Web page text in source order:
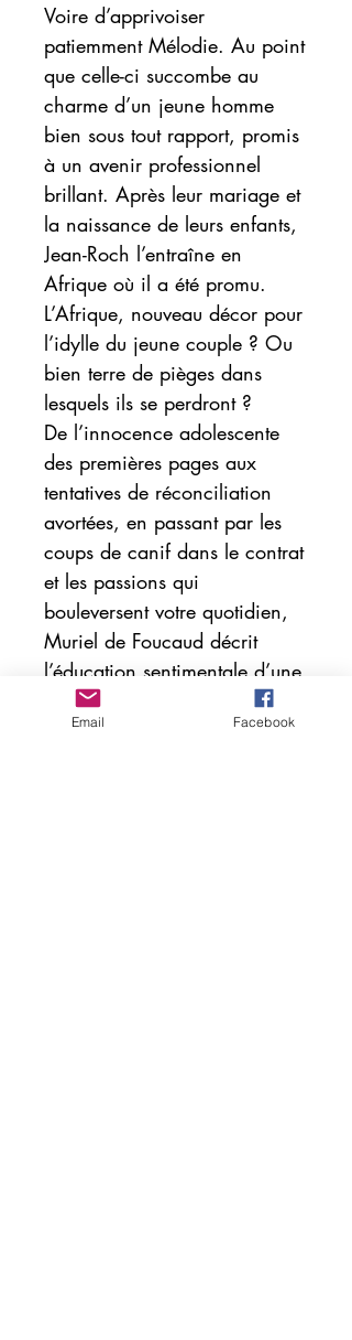
Voire d’apprivoiser
patiemment Mélodie. Au point
que celle-ci succombe au
charme d’un jeune homme
bien sous tout rapport, promis
à un avenir professionnel
brillant. Après leur mariage et
la naissance de leurs enfants,
Jean-Roch l’entraîne en
Afrique où il a été promu.
L’Afrique, nouveau décor pour
l’idylle du jeune couple ? Ou
bien terre de pièges dans
lesquels ils se perdront ?
De l’innocence adolescente
des premières pages aux
tentatives de réconciliation
avortées, en passant par les
coups de canif dans le contrat
et les passions qui
bouleversent votre quotidien,
Muriel de Foucaud décrit
l’éducation sentimentale d’une
héroïne qui ne cesse de
gagner en force et en sagesse.
Email Facebook